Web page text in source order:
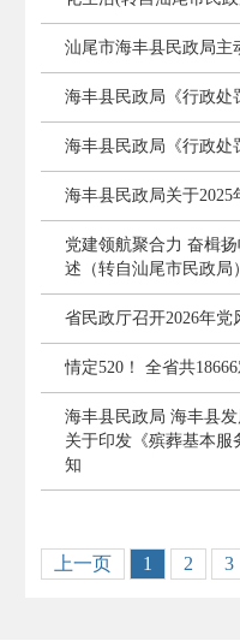
汕尾市海丰县民政局主
海丰县民政局《行政处
海丰县民政局《行政处
海丰县民政局关于
党建领航聚合力 奋楫
述（转自汕尾市民政局）
省民政厅召开2026年党
情定520！ 全省共
海丰县民政局 海丰县
关于印发《殡葬基本服
知
上一页 1 2 3